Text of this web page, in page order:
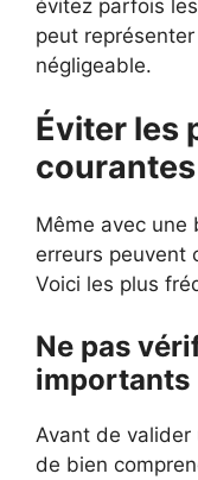
évitez parfois
peut
négligeable.
Éviter les
courantes
Même avec une
erreurs peuvent
Voici les plus
Ne pas
importants
Avant de
de bien